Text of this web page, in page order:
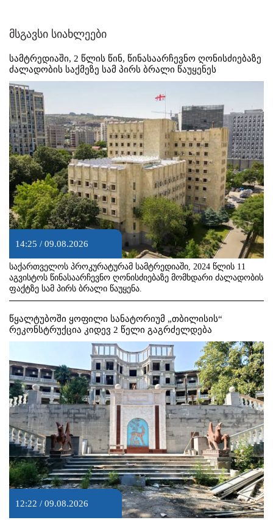
მსგავსი სიახლეები
სამტრედიაში, 2 წლის წინ, წინასაარჩევნო ღონისძიებაზე
ძალადობის საქმეზე სამ პირს ბრალი წაუყენეს
14:25 / 09.08.2026
საქართველოს პროკურატურამ სამტრედიაში, 2024 წლის 11
აგვისტოს წინასაარჩევნო ღონისძიებაზე მომხდარი ძალადობის
ფაქტზე სამ პირს ბრალი წაუყენა.
წყალტუბოში ყოფილი სანატორიუმ „თბილისის“
რეკონსტრუქცია კიდევ 2 წელი გაგრძელდება
12:22 / 09.08.2026